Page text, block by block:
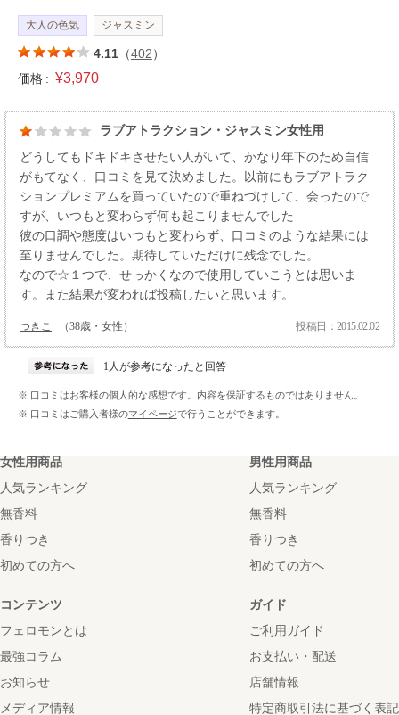
大人の色気 ジャスミン
4.11 （402）
価格 : ¥3,970
ラブアトラクション・ジャスミン女性用
どうしてもドキドキさせたい人がいて、かなり年下のため自信
がもてなく、口コミを見て決めました。以前にもラブアトラク
ションプレミアムを買っていたので重ねづけして、会ったので
すが、いつもと変わらず何も起こりませんでした
彼の口調や態度はいつもと変わらず、口コミのような結果には
至りませんでした。期待していただけに残念でした。
なので☆１つで、せっかくなので使用していこうとは思いま
す。また結果が変われば投稿したいと思います。
つきこ （38歳・女性） 投稿日：2015.02.02
1人が参考になったと回答
※ 口コミはお客様の個人的な感想です。内容を保証するものではありません。
※ 口コミはご購入者様のマイページで行うことができます。
女性用商品
人気ランキング
無香料
香りつき
初めての方へ
男性用商品
人気ランキング
無香料
香りつき
初めての方へ
コンテンツ
フェロモンとは
最強コラム
お知らせ
メディア情報
ガイド
ご利用ガイド
お支払い・配送
店舗情報
特定商取引法に基づく表記